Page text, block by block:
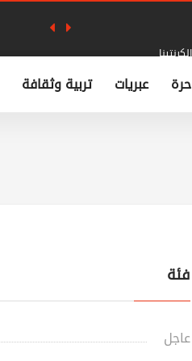
تربية وثقافة عبريات
فئة
عاجل